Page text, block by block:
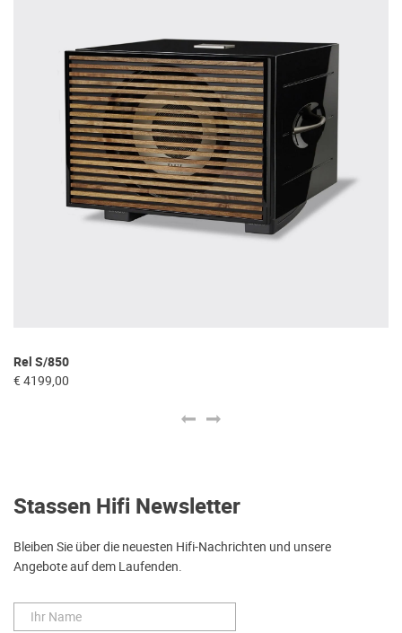
Rel S/850
€ 4199,00
Stassen Hifi Newsletter
Bleiben Sie über die neuesten Hifi-Nachrichten und unsere
Angebote auf dem Laufenden.